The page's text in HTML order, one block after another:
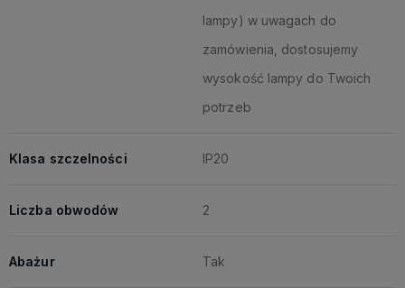
lampy) w uwagach do
zamówienia, dostosujemy
wysokość lampy do Twoich
potrzeb
Klasa szczelności IP20
Liczba obwodów 2
Abażur Tak